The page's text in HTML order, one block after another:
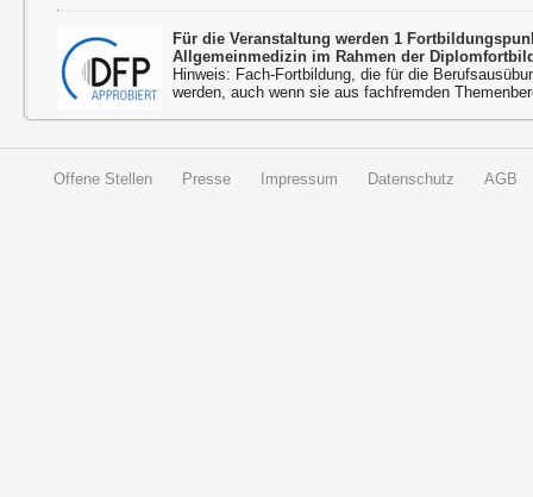
Für die Veranstaltung werden 1
Allgemeinmedizin im Rahmen der
Hinweis: Fach-Fortbildung, die für die
werden, auch wenn sie aus fachfremden
Offene Stellen Presse Impressum Datenschutz AGB